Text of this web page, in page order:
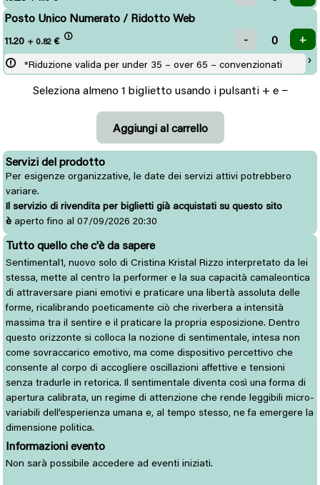
Posto Unico Numerato / Ridotto Web
11.20 + 0.82 €
*Riduzione valida per under 35 – over 65 – convenzionati
Seleziona almeno 1 biglietto usando i pulsanti + e −
Servizi del prodotto
Per esigenze organizzative, le date dei servizi attivi potrebbero
variare.
Il servizio di rivendita per biglietti già acquistati su questo sito
è aperto fino al 07/09/2026 20:30
Tutto quello che c'è da sapere
Sentimental1, nuovo solo di Cristina Kristal Rizzo interpretato da lei
stessa, mette al centro la performer e la sua capacità camaleontica
di attraversare piani emotivi e praticare una libertà assoluta delle
forme, ricalibrando poeticamente ciò che riverbera a intensità
massima tra il sentire e il praticare la propria esposizione. Dentro
questo orizzonte si colloca la nozione di sentimentale, intesa non
come sovraccarico emotivo, ma come dispositivo percettivo che
consente al corpo di accogliere oscillazioni affettive e tensioni
senza tradurle in retorica. Il sentimentale diventa così una forma di
apertura calibrata, un regime di attenzione che rende leggibili micro-
variabili dell’esperienza umana e, al tempo stesso, ne fa emergere la
dimensione politica.
Informazioni evento
Non sarà possibile accedere ad eventi iniziati.